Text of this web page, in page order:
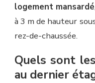
logement mansardé
à 3 m de hauteur
rez-de-chaussée.
Quels sont
au dernier